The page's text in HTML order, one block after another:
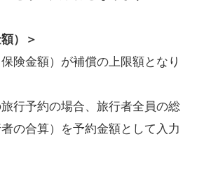
）＞​
険金額）が補償の上限額となり
行予約の場合、旅行者全員の総
の合算）を予約金額として入力